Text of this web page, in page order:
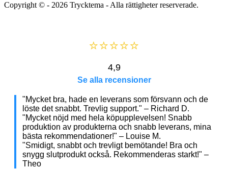
Copyright © - 2026 Trycktema - Alla rättigheter reserverade.
⭐⭐⭐⭐⭐
4,9
Se alla recensioner
"Mycket bra, hade en leverans som försvann och de
löste det snabbt. Trevlig support." – Richard D.
"Mycket nöjd med hela köpupplevelsen! Snabb
produktion av produkterna och snabb leverans, mina
bästa rekommendationer!" – Louise M.
"Smidigt, snabbt och trevligt bemötande! Bra och
snygg slutprodukt också. Rekommenderas starkt!" –
Theo